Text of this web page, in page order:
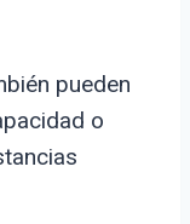
pueden
o